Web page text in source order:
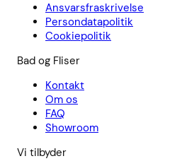
Ansvarsfraskrivelse
Persondatapolitik
Cookiepolitik
Bad og Fliser
Kontakt
Om os
FAQ
Showroom
Vi tilbyder